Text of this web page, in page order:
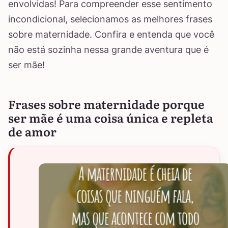
envolvidas! Para compreender esse sentimento
incondicional, selecionamos as melhores frases
sobre maternidade. Confira e entenda que você
não está sozinha nessa grande aventura que é
ser mãe!
Frases sobre maternidade porque
ser mãe é uma coisa única e repleta
de amor